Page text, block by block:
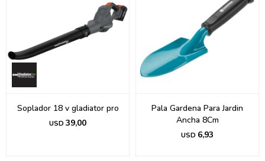
Soplador 18 v gladiator pro
USD 39,00
Pala Gardena Para Jardin
Ancha 8Cm
USD 6,93